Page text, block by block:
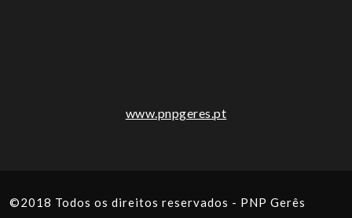
www.pnpgeres.pt
©2018 Todos os direitos reservados - PNP Gerês